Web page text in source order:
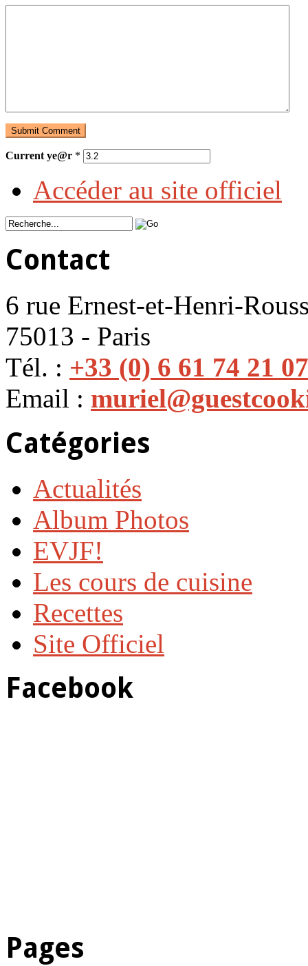
Current ye@r *
Accéder au site officiel
Contact
6 rue Ernest-et-Henri-
75013 - Paris
Tél. : +33 (0) 6 61 74 21 07
Email :
Catégories
Actualités
Album Photos
EVJF!
Les cours de cuisine
Recettes
Site Officiel
Facebook
Pages